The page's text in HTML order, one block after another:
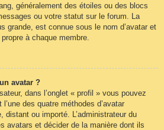
généralement des étoiles ou des blocs
ou votre statut sur le forum. La
grande, est connue sous le nom d’avatar et
à chaque membre.
avatar ?
dans l’onglet « profil » vous pouvez
des quatre méthodes d’avatar
distant ou importé. L’administrateur du
avatars et décider de la manière dont ils